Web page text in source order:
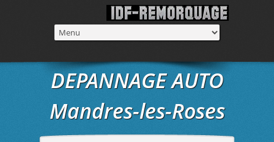
DEPANNAGE AUTO
Mandres-les-Roses